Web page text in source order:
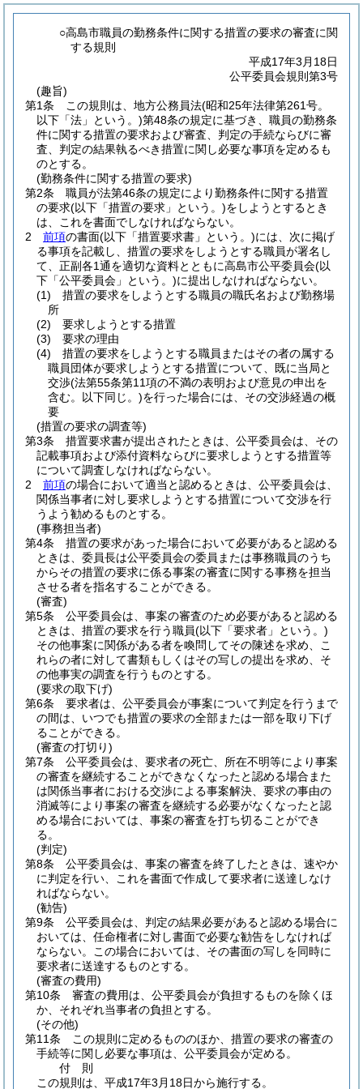
○高島市職員の勤務条件に関する措置の要求の審査に関
する規則
平成17年3月18日
公平委員会規則第3号
(趣旨)
第1条
この規則は、地方公務員法(昭和25年法律第261号。
以下「法」という。)第48条の規定に基づき、職員の勤務条
件に関する措置の要求および審査、判定の手続ならびに審
査、判定の結果執るべき措置に関し必要な事項を定めるも
のとする。
(勤務条件に関する措置の要求)
第2条
職員が法第46条の規定により勤務条件に関する措置
の要求(以下「措置の要求」という。)をしようとするとき
は、これを書面でしなければならない。
2
前項の書面(以下「措置要求書」という。)には、次に掲げ
る事項を記載し、措置の要求をしようとする職員が署名し
て、正副各1通を適切な資料とともに高島市公平委員会(以
下「公平委員会」という。)に提出しなければならない。
(1)
措置の要求をしようとする職員の職氏名および勤務場
所
(2)
要求しようとする措置
(3)
要求の理由
(4)
措置の要求をしようとする職員またはその者の属する
職員団体が要求しようとする措置について、既に当局と
交渉(法第55条第11項の不満の表明および意見の申出を
含む。以下同じ。)を行った場合には、その交渉経過の概
要
(措置の要求の調査等)
第3条
措置要求書が提出されたときは、公平委員会は、その
記載事項および添付資料ならびに要求しようとする措置等
について調査しなければならない。
2
前項の場合において適当と認めるときは、公平委員会は、
関係当事者に対し要求しようとする措置について交渉を行
うよう勧めるものとする。
(事務担当者)
第4条
措置の要求があった場合において必要があると認める
ときは、委員長は公平委員会の委員または事務職員のうち
からその措置の要求に係る事案の審査に関する事務を担当
させる者を指名することができる。
(審査)
第5条
公平委員会は、事案の審査のため必要があると認める
ときは、措置の要求を行う職員(以下「要求者」という。)
その他事案に関係がある者を喚問してその陳述を求め、こ
れらの者に対して書類もしくはその写しの提出を求め、そ
の他事実の調査を行うものとする。
(要求の取下げ)
第6条
要求者は、公平委員会が事案について判定を行うまで
の間は、いつでも措置の要求の全部または一部を取り下げ
ることができる。
(審査の打切り)
第7条
公平委員会は、要求者の死亡、所在不明等により事案
の審査を継続することができなくなったと認める場合また
は関係当事者における交渉による事案解決、要求の事由の
消滅等により事案の審査を継続する必要がなくなったと認
める場合においては、事案の審査を打ち切ることができ
る。
(判定)
第8条
公平委員会は、事案の審査を終了したときは、速やか
に判定を行い、これを書面で作成して要求者に送達しなけ
ればならない。
(勧告)
第9条
公平委員会は、判定の結果必要があると認める場合に
おいては、任命権者に対し書面で必要な勧告をしなければ
ならない。
この場合においては、その書面の写しを同時に
要求者に送達するものとする。
(審査の費用)
第10条
審査の費用は、公平委員会が負担するものを除くほ
か、それぞれ当事者の負担とする。
(その他)
第11条
この規則に定めるもののほか、措置の要求の審査の
手続等に関し必要な事項は、公平委員会が定める。
付 則
この規則は、平成17年3月18日から施行する。